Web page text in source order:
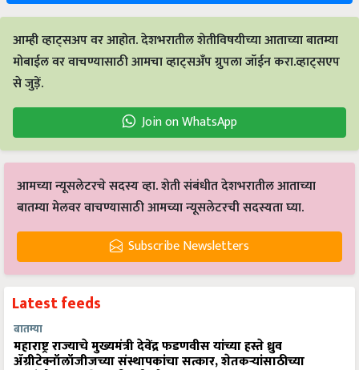
आम्ही व्हाट्सअप वर आहोत. देशभरातील शेतीविषयीच्या आताच्या बातम्या
मोबाईल वर वाचण्यासाठी आमचा व्हाट्सअँप ग्रुपला जॉईन करा.व्हाट्सएप
से जुड़ें.
Join on WhatsApp
आमच्या न्यूसलेटरचे सदस्य व्हा. शेती संबंधीत देशभरातील आताच्या
बातम्या मेलवर वाचण्यासाठी आमच्या न्यूसलेटरची सदस्यता घ्या.
Subscribe Newsletters
Latest feeds
बातम्या
महाराष्ट्र राज्याचे मुख्यमंत्री देवेंद्र फडणवीस यांच्या हस्ते ध्रुव
ॲग्रीटेक्नॉलॉजीजच्या संस्थापकांचा सत्कार, शेतकऱ्यांसाठीच्या